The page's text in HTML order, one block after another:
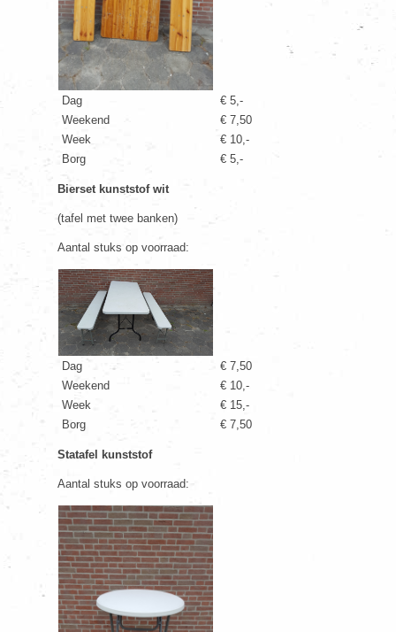
Dag
€ 5,-
Weekend
€ 7,50
Week
€ 10,-
Borg
€ 5,-
Bierset kunststof wit
(tafel met twee banken)
Aantal stuks op voorraad:
Dag
€ 7,50
Weekend
€ 10,-
Week
€ 15,-
Borg
€ 7,50
Statafel kunststof
Aantal stuks op voorraad: